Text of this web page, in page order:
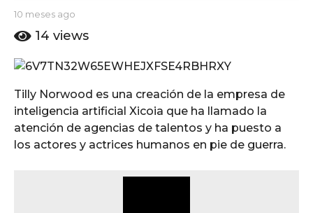
e
s
s
a
g
o
b
E
P
t
o
m
o
10 meses ago
m
s
s
a
o
14 views
Tilly Norwood es una creación de la empresa de
inteligencia artificial Xicoia que ha llamado la
atención de agencias de talentos y ha puesto a
los actores y actrices humanos en pie de guerra.